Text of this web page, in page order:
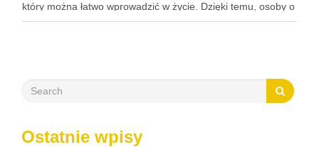
który można łatwo wprowadzić w życie. Dzięki temu, osoby o
różnych stylach życia mogą z powodzeniem wprowadzać
Ostatnie wpisy